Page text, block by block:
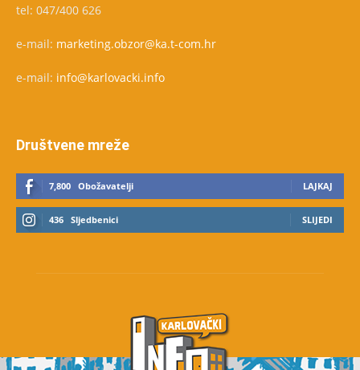
tel: 047/400 626
e-mail: marketing.obzor@ka.t-com.hr
e-mail: info@karlovacki.info
Društvene mreže
7,800 Obožavatelji LAJKAJ
436 Sljedbenici SLIJEDI